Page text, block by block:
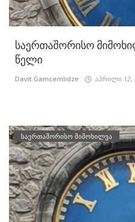
საერთაშორისო
წელი
Davit.Gamcemlidze აპრილი 12,
საერთაშორისო მიმოხილვა